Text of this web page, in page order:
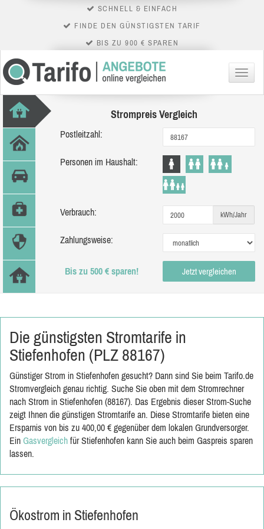
SCHNELL & EINFACH
FINDE DEN GÜNSTIGSTEN TARIF
BIS ZU 900 € SPAREN
Menü
Strompreis Vergleich
Postleitzahl:
Personen im Haushalt:
Verbrauch: kWh/Jahr
Zahlungsweise:
Bis zu 500 € sparen! Jetzt vergleichen
Die günstigsten Stromtarife in
Stiefenhofen (PLZ 88167)
Günstiger Strom in Stiefenhofen gesucht? Dann sind Sie beim Tarifo.de
Stromvergleich genau richtig. Suche Sie oben mit dem Stromrechner
nach Strom in Stiefenhofen (88167). Das Ergebnis dieser Strom-Suche
zeigt Ihnen die günstigen Stromtarife an. Diese Stromtarife bieten eine
Ersparnis von bis zu 400,00 € gegenüber dem lokalen Grundversorger.
Ein Gasvergleich für Stiefenhofen kann Sie auch beim Gaspreis sparen
lassen.
Ökostrom in Stiefenhofen